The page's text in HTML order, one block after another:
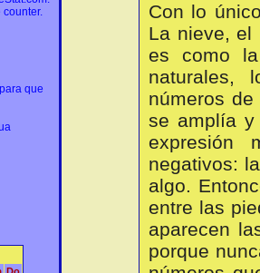
Con lo
La nieve, el
es como
naturales,
números
se amplía
expresión
negativos:
algo.
entre las
aparecen
porque
que